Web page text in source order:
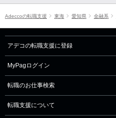
Adeccoの転職支援 東海 愛知県 金融系
アデコの転職支援に登録
MyPagログイン
転職のお仕事検索
転職支援について